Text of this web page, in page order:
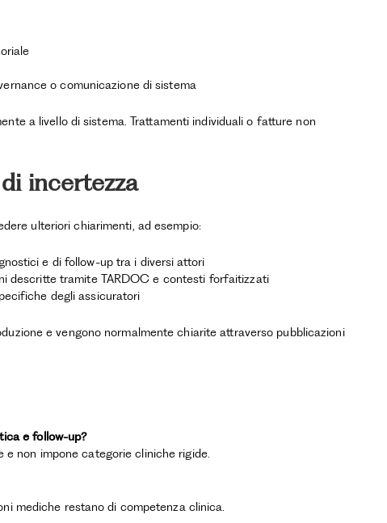
o comunicazione di sistema
a livello di sistema. Trattamenti individuali o fatture non
incertezza
ulteriori chiarimenti, ad esempio:
e di follow-up tra i diversi attori
descritte tramite TARDOC e contesti forfaitizzati
degli assicuratori
e vengono normalmente chiarite attraverso pubblicazioni
e follow-up?
non impone categorie cliniche rigide.
mediche restano di competenza clinica.